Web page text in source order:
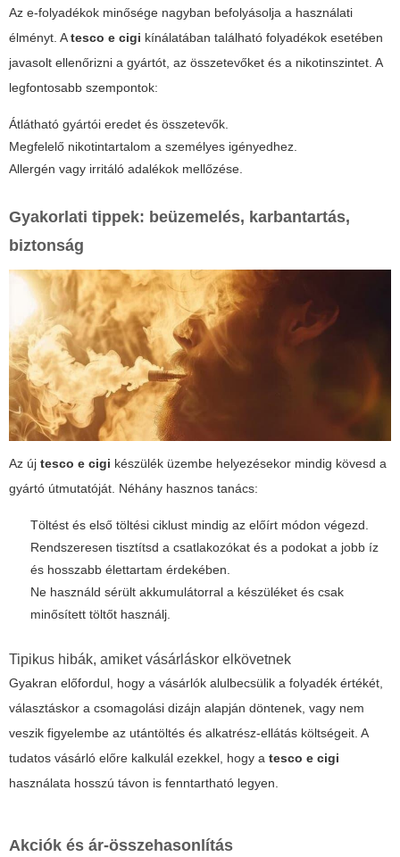
Az e-folyadékok minősége nagyban befolyásolja a használati
élményt. Atesco e cigi kínálatában található folyadékok esetében
javasolt ellenőrizni a gyártót, az összetevőket és a nikotinszintet. A
legfontosabb szempontok:
Átlátható gyártói eredet és összetevők.
Megfelelő nikotintartalom a személyes igényedhez.
Allergén vagy irritáló adalékok mellőzése.
Gyakorlati tippek: beüzemelés, karbantartás,
biztonság
Az új tesco e cigi készülék üzembe helyezésekor mindig kövesd a
gyártó útmutatóját. Néhány hasznos tanács:
Töltést és első töltési ciklust mindig az előírt módon végezd.
Rendszeresen tisztítsd a csatlakozókat és a podokat a jobb íz
és hosszabb élettartam érdekében.
Ne használd sérült akkumulátorral a készüléket és csak
minősített töltőt használj.
Tipikus hibák, amiket vásárláskor elkövetnek
Gyakran előfordul, hogy a vásárlók alulbecsülik a folyadék értékét,
választáskor a csomagolási dizájn alapján döntenek, vagy nem
veszik figyelembe az utántöltés és alkatrész-ellátás költségeit. A
tudatos vásárló előre kalkulál ezekkel, hogy a tesco e cigi
használata hosszú távon is fenntartható legyen.
Akciók és ár-összehasonlítás